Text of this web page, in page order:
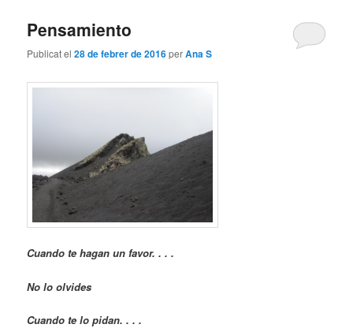
Pensamiento
Publicat el28 de febrer de 2016perAna S
Cuando te hagan un favor. . . .
No lo olvides
Cuando te lo pidan. . . .